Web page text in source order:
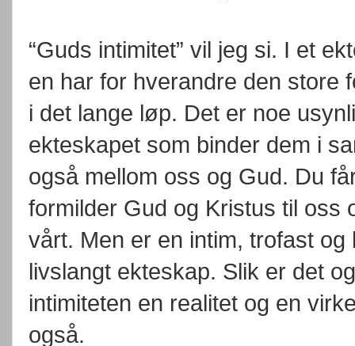
“Guds intimitet” vil jeg si. I et
en har for hverandre den store
i det lange løp. Det er noe
ekteskapet som binder dem i
også mellom oss og Gud. Du
formilder Gud og Kristus til oss
vårt. Men er en intim, trofast
livslangt ekteskap. Slik er det
intimiteten en realitet og en
også.